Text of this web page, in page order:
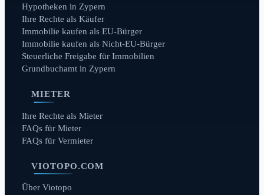
Hypotheken in Zypern
Ihre Rechte als Käufer
Immobilie kaufen als EU-Bürger
Immobilie kaufen als Nicht-EU-Bürger
Steuerliche Freigabe für Immobilien
Grundbuchamt in Zypern
MIETER
Ihre Rechte als Mieter
FAQs für Mieter
FAQs für Vermieter
VIOTOPO.COM
Über Viotopo